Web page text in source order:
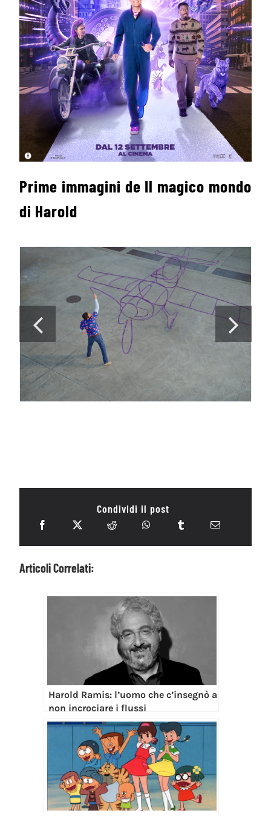
Prime immagini de Il magico mondo
di Harold
Condividi il post
Articoli Correlati:
Harold Ramis: l’uomo che c’insegnò a
non incrociare i flussi